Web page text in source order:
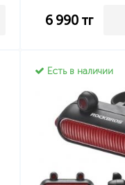
6 990 тг
Есть в наличии